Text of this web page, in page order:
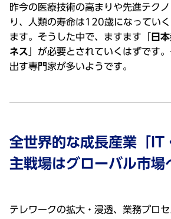
昨今の医療技術の⾼まりや先進テク
り、⼈類の寿命は120歳になってい
ます。そうした中で、ますます「
⽇
ネス 」が必要とされていくはずです
出す専⾨家が多いようです。
全世界的な成⻑産業「IT
主戦場はグローバル市場
テレワークの拡⼤・浸透、業務プロ